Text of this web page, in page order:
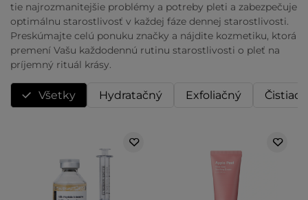
tie najrozmanitejšie problémy a potreby pleti a zabezpečuje
optimálnu starostlivosť v každej fáze dennej starostlivosti.
Preskúmajte celú ponuku značky a nájdite kozmetiku, ktorá
premení Vašu každodennú rutinu starostlivosti o pleť na
príjemný rituál krásy.
Všetky Hydratačný Exfoliačný Čistiaci